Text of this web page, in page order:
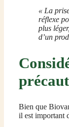
« La
réflexe
plus
d’un
Bien que
il est important